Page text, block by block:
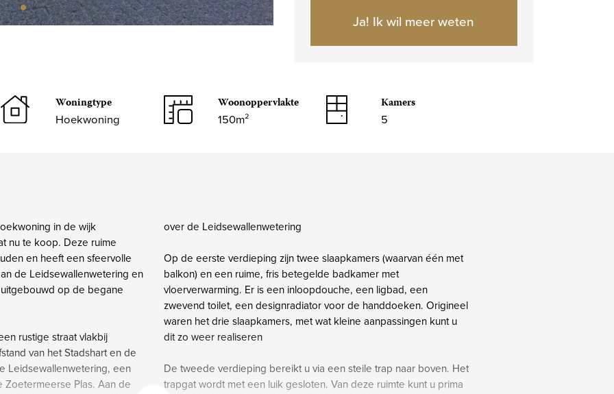
Ja! Ik wil meer weten
Woningtype
Hoekwoning
Woonoppervlakte
150m²
Kamers
5
in de wijk
nu te koop. Deze ruime
en heeft een sfeervolle
de Leidsewallenwetering en
op de begane
rustige straat vlakbij
van het Stadshart en de
Leidsewallenwetering, een
Plas. Aan de
over de Leidsewallenwetering
Op de eerste verdieping zijn twee slaapkamers (waarvan één met
balkon) en een ruime, fris betegelde badkamer met
vloerverwarming. Er is een inloopdouche, een ligbad, een
zwevend toilet, een designradiator voor de handdoeken. Origineel
waren het drie slaapkamers, met wat kleine aanpassingen kunt u
dit zo weer realiseren
De tweede verdieping bereikt u via een steile trap naar boven. Het
trapgat wordt met een luik gesloten. Van deze ruimte kunt u prima